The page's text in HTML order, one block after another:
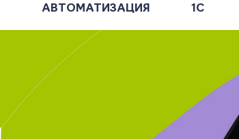
АВТОМАТИЗАЦИЯ 1С